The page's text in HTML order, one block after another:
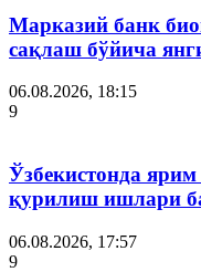
Марказий банк
сақлаш бўйича
06.08.2026, 18:15
9
Ўзбекистонда
қурилиш ишлари
06.08.2026, 17:57
9